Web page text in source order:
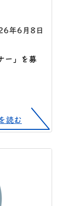
年6月8日
ー」を募
読む